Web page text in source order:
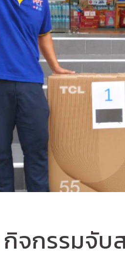
กิจกรรมจับ